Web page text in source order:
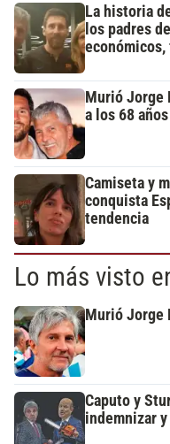
La historia
los padres
Murió Jorge
a los 68 años
Camiseta y
conquista
tendencia
Lo más visto
Murió Jorge
Caputo y
indemnizar